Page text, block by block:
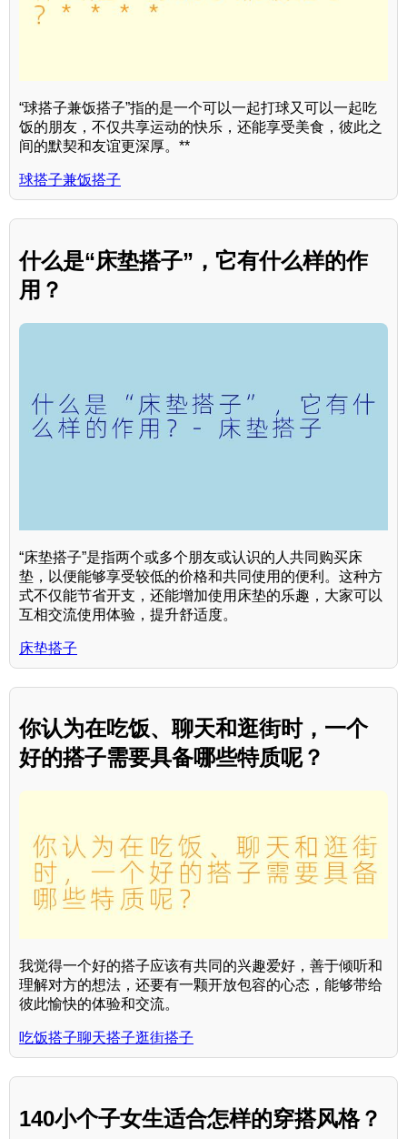
“球搭子兼饭搭子”指的是一个可以一起打球又可以一起吃
饭的朋友，不仅共享运动的快乐，还能享受美食，彼此之
间的默契和友谊更深厚。**
球搭子兼饭搭子
什么是“床垫搭子”，它有什么样的作
用？
“床垫搭子”是指两个或多个朋友或认识的人共同购买床
垫，以便能够享受较低的价格和共同使用的便利。这种方
式不仅能节省开支，还能增加使用床垫的乐趣，大家可以
互相交流使用体验，提升舒适度。
床垫搭子
你认为在吃饭、聊天和逛街时，一个
好的搭子需要具备哪些特质呢？
我觉得一个好的搭子应该有共同的兴趣爱好，善于倾听和
理解对方的想法，还要有一颗开放包容的心态，能够带给
彼此愉快的体验和交流。
吃饭搭子聊天搭子逛街搭子
140小个子女生适合怎样的穿搭风格？